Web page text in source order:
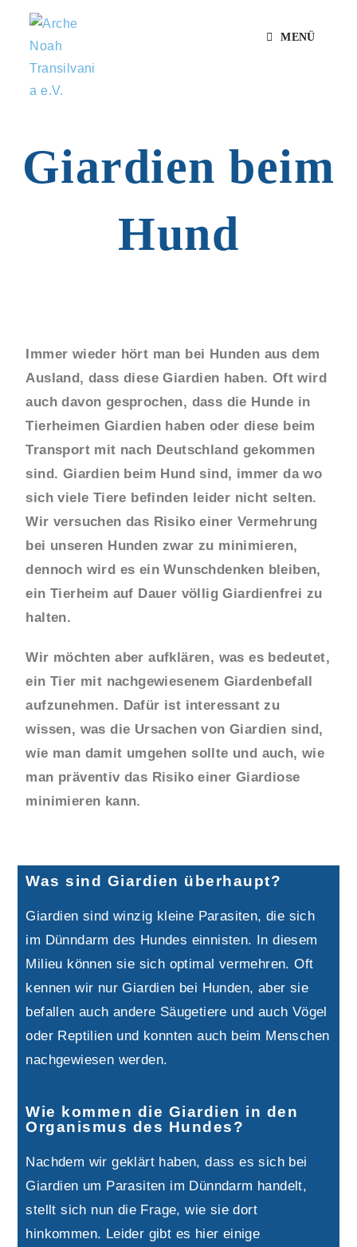
MENÜ
Giardien beim
Hund
Immer wieder hört man bei Hunden aus dem
Ausland, dass diese Giardien haben. Oft wird
auch davon gesprochen, dass die Hunde in
Tierheimen Giardien haben oder diese beim
Transport mit nach Deutschland gekommen
sind. Giardien beim Hund sind, immer da wo
sich viele Tiere befinden leider nicht selten.
Wir versuchen das Risiko einer Vermehrung
bei unseren Hunden zwar zu minimieren,
dennoch wird es ein Wunschdenken bleiben,
ein Tierheim auf Dauer völlig Giardienfrei zu
halten.
Wir möchten aber aufklären, was es bedeutet,
ein Tier mit nachgewiesenem Giardenbefall
aufzunehmen. Dafür ist interessant zu
wissen, was die Ursachen von Giardien sind,
wie man damit umgehen sollte und auch, wie
man präventiv das Risiko einer Giardiose
minimieren kann.
Was sind Giardien überhaupt?
Giardien sind winzig kleine Parasiten, die sich
im Dünndarm des Hundes einnisten. In diesem
Milieu können sie sich optimal vermehren. Oft
kennen wir nur Giardien bei Hunden, aber sie
befallen auch andere Säugetiere und auch Vögel
oder Reptilien und konnten auch beim Menschen
nachgewiesen werden.
Wie kommen die Giardien in den
Organismus des Hundes?
Nachdem wir geklärt haben, dass es sich bei
Giardien um Parasiten im Dünndarm handelt,
stellt sich nun die Frage, wie sie dort
hinkommen. Leider gibt es hier einige